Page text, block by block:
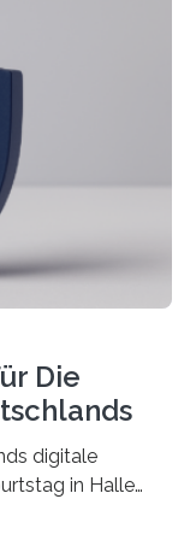
15
mit
mit Robotern,
auch mit…
Die
digitale
in Halle